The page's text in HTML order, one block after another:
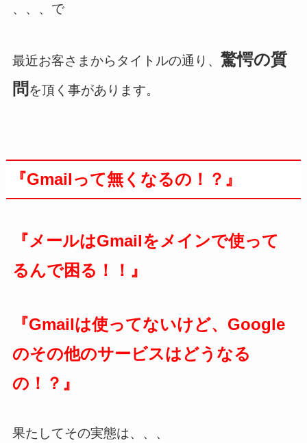
、、、で
最近お客さまからタイトルの通り、 驚愕の質
問 を頂く事があります。
『Gmailって無くなるの！？』
『メールはGmailをメインで使って
るんで困る！！』
『Gmailは使ってないけど、Google
のその他のサービスはどうなる
の！？』
果たしてその実態は、、、